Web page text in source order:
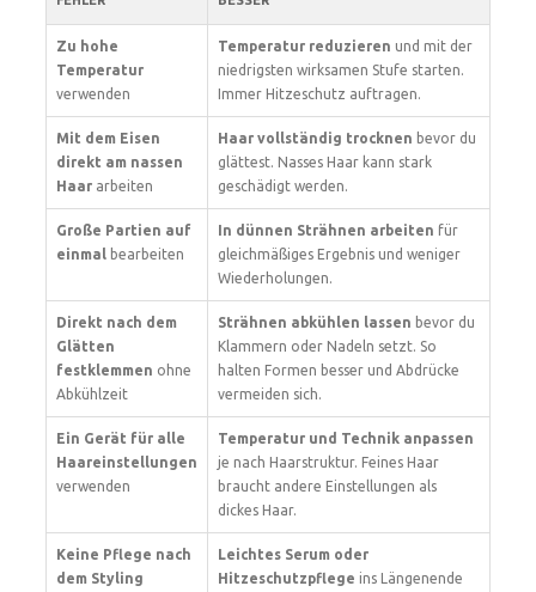
Zu hohe
Temperatur
verwenden
Temperatur reduzieren und mit der
niedrigsten wirksamen Stufe starten.
Immer Hitzeschutz auftragen.
Mit dem Eisen
direkt am nassen
Haar arbeiten
Haar vollständig trocknen bevor du
glättest. Nasses Haar kann stark
geschädigt werden.
Große Partien auf
einmal bearbeiten
In dünnen Strähnen arbeiten für
gleichmäßiges Ergebnis und weniger
Wiederholungen.
Direkt nach dem
Glätten
festklemmen ohne
Abkühlzeit
Strähnen abkühlen lassen bevor du
Klammern oder Nadeln setzt. So
halten Formen besser und Abdrücke
vermeiden sich.
Ein Gerät für alle
Haareinstellungen
verwenden
Temperatur und Technik anpassen
je nach Haarstruktur. Feines Haar
braucht andere Einstellungen als
dickes Haar.
Keine Pflege nach
dem Styling
Leichtes Serum oder
Hitzeschutzpflege ins Längenende